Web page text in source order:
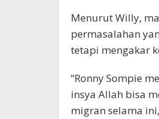
Menurut Willy,
permasalahan
tetapi mengakar
“Ronny Sompie
insya Allah bisa
migran selama